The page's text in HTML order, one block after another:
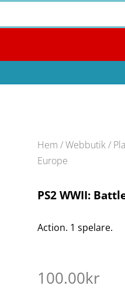
Hem /Webbutik/
Europe
PS2 WWII:
Action. 1 spelare.
100.00kr